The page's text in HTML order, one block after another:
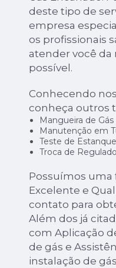
deste tipo de
empresa
os profissionais
atender você
possível.
Conhecendo
conheça outros
Mangueira de
Manutenção em
Teste de
Troca de
Possuímos
Excelente e
contato para
Além dos já
com Aplicação
de gás e
instalação de